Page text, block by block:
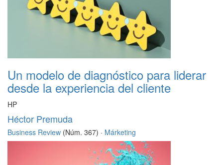
Un modelo de diagnóstico para liderar
desde la experiencia del cliente
HP
Héctor Premuda
Business Review (Núm. 367) · Márketing